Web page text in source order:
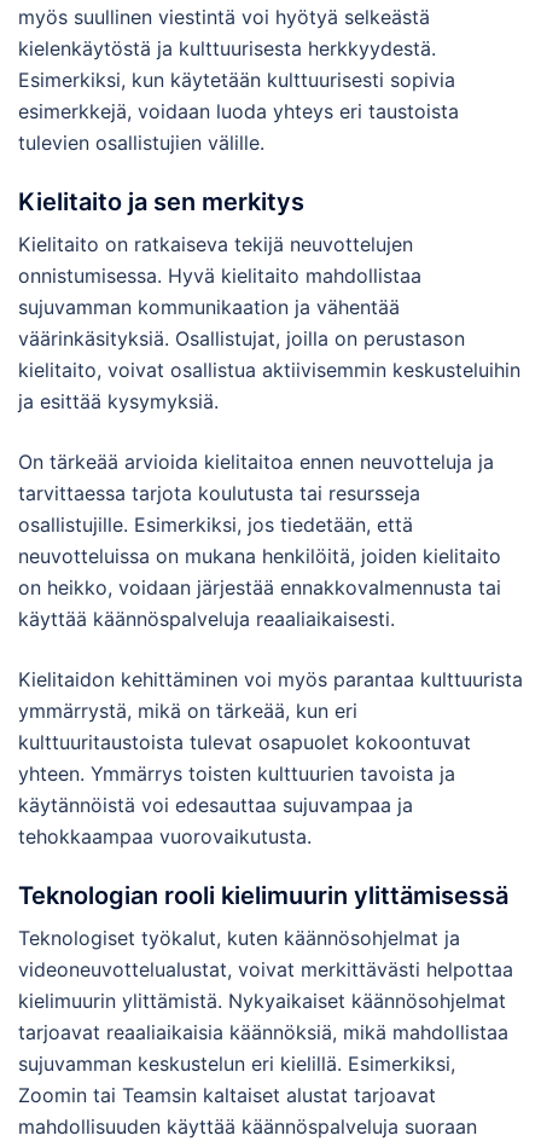
myös suullinen viestintä voi hyötyä selkeästä
kielenkäytöstä ja kulttuurisesta herkkyydestä.
Esimerkiksi, kun käytetään kulttuurisesti sopivia
esimerkkejä, voidaan luoda yhteys eri taustoista
tulevien osallistujien välille.
Kielitaito ja sen merkitys
Kielitaito on ratkaiseva tekijä neuvottelujen
onnistumisessa. Hyvä kielitaito mahdollistaa
sujuvamman kommunikaation ja vähentää
väärinkäsityksiä. Osallistujat, joilla on perustason
kielitaito, voivat osallistua aktiivisemmin keskusteluihin
ja esittää kysymyksiä.
On tärkeää arvioida kielitaitoa ennen neuvotteluja ja
tarvittaessa tarjota koulutusta tai resursseja
osallistujille. Esimerkiksi, jos tiedetään, että
neuvotteluissa on mukana henkilöitä, joiden kielitaito
on heikko, voidaan järjestää ennakkovalmennusta tai
käyttää käännöspalveluja reaaliaikaisesti.
Kielitaidon kehittäminen voi myös parantaa kulttuurista
ymmärrystä, mikä on tärkeää, kun eri
kulttuuritaustoista tulevat osapuolet kokoontuvat
yhteen. Ymmärrys toisten kulttuurien tavoista ja
käytännöistä voi edesauttaa sujuvampaa ja
tehokkaampaa vuorovaikutusta.
Teknologian rooli kielimuurin ylittämisessä
Teknologiset työkalut, kuten käännösohjelmat ja
videoneuvottelualustat, voivat merkittävästi helpottaa
kielimuurin ylittämistä. Nykyaikaiset käännösohjelmat
tarjoavat reaaliaikaisia käännöksiä, mikä mahdollistaa
sujuvamman keskustelun eri kielillä. Esimerkiksi,
Zoomin tai Teamsin kaltaiset alustat tarjoavat
mahdollisuuden käyttää käännöspalveluja suoraan